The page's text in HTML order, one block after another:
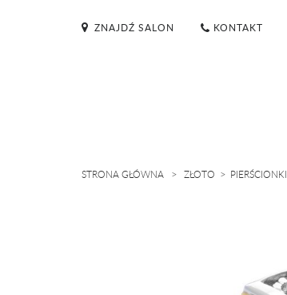
ZNAJDŹ SALON KONTAKT
STRONA GŁÓWNA > ZŁOTO > PIERŚCIONKI